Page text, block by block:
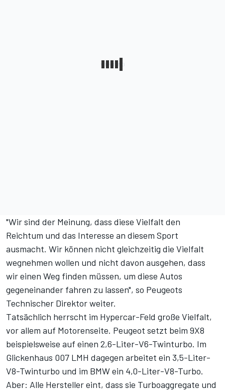
"Wir sind der Meinung, dass diese Vielfalt den
Reichtum und das Interesse an diesem Sport
ausmacht. Wir können nicht gleichzeitig die Vielfalt
wegnehmen wollen und nicht davon ausgehen, dass
wir einen Weg finden müssen, um diese Autos
gegeneinander fahren zu lassen", so Peugeots
Technischer Direktor weiter.
Tatsächlich herrscht im Hypercar-Feld große Vielfalt,
vor allem auf Motorenseite. Peugeot setzt beim 9X8
beispielsweise auf einen 2,6-Liter-V6-Twinturbo. Im
Glickenhaus 007 LMH dagegen arbeitet ein 3,5-Liter-
V8-Twinturbo und im BMW ein 4,0-Liter-V8-Turbo.
Aber: Alle Hersteller eint, dass sie Turboaggregate und